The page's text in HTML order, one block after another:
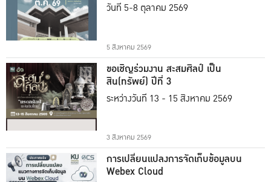
วันที่ 5-8 ตุลาคม 2569
5 สิงหาคม 2569
ขอเชิญร่วมงาน สะสมศิลป์ เป็น
สิน(ทรัพย์) ปีที่ 3
ระหว่างวันที่ 13 - 15 สิงหาคม 2569
3 สิงหาคม 2569
การเปลี่ยนแปลงการจัดเก็บข้อมูลบน
Webex Cloud